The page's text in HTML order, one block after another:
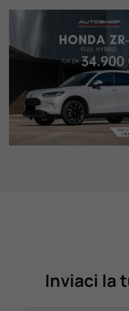
Valuta Il Tuo Usato
Mondo Honda
Lavora Con Noi
Inviaci la